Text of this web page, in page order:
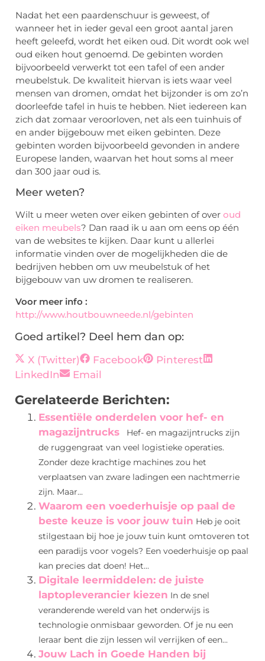
Nadat het een paardenschuur is geweest, of
wanneer het in ieder geval een groot aantal jaren
heeft geleefd, wordt het eiken oud. Dit wordt ook wel
oud eiken hout genoemd. De gebinten worden
bijvoorbeeld verwerkt tot een tafel of een ander
meubelstuk. De kwaliteit hiervan is iets waar veel
mensen van dromen, omdat het bijzonder is om zo’n
doorleefde tafel in huis te hebben. Niet iedereen kan
zich dat zomaar veroorloven, net als een tuinhuis of
en ander bijgebouw met eiken gebinten. Deze
gebinten worden bijvoorbeeld gevonden in andere
Europese landen, waarvan het hout soms al meer
dan 300 jaar oud is.
Meer weten?
Wilt u meer weten over eiken gebinten of over oud
eiken meubels? Dan raad ik u aan om eens op één
van de websites te kijken. Daar kunt u allerlei
informatie vinden over de mogelijkheden die de
bedrijven hebben om uw meubelstuk of het
bijgebouw van uw dromen te realiseren.
Voor meer info :
http://www.houtbouwneede.nl/gebinten
Goed artikel? Deel hem dan op:
X (Twitter) Facebook
Pinterest
LinkedIn
Email
Gerelateerde Berichten:
Essentiële onderdelen voor hef- en
magazijntrucks
Hef- en magazijntrucks zijn
de ruggengraat van veel logistieke operaties.
Zonder deze krachtige machines zou het
verplaatsen van zware ladingen een nachtmerrie
zijn. Maar...
Waarom een voederhuisje op paal de
beste keuze is voor jouw tuin Heb je ooit
stilgestaan bij hoe je jouw tuin kunt omtoveren tot
een paradijs voor vogels? Een voederhuisje op paal
kan precies dat doen! Het...
Digitale leermiddelen: de juiste
laptopleverancier kiezen In de snel
veranderende wereld van het onderwijs is
technologie onmisbaar geworden. Of je nu een
leraar bent die zijn lessen wil verrijken of een...
Jouw Lach in Goede Handen bij